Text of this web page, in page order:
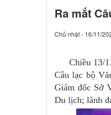
Ra mắt
Chủ nhật - 16/11/
Chiều 13/
Câu lạc bộ
Giám đốc Sở
Du lịch; lãnh